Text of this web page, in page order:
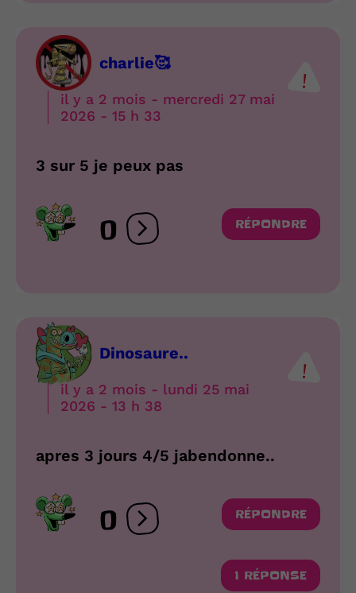
charlie🥰
il y a 2 mois - mercredi 27 mai
2026 - 15 h 33
3 sur 5 je peux pas
0 Ouvrir les réactions
RÉPONDRE
Dinosaure..
il y a 2 mois - lundi 25 mai
2026 - 13 h 38
apres 3 jours 4/5 jabendonne..
0 Ouvrir les réactions
RÉPONDRE
1 RÉPONSE